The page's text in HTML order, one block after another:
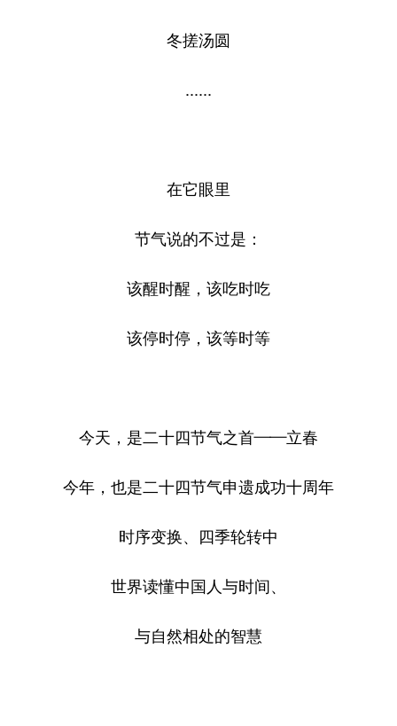
冬搓汤圆
在它眼里
节气说的不过是：
该醒时醒，该吃时吃
该停时停，该等时等
今天，是二十四节气之首——立春
今年，也是二十四节气申遗成功十周年
时序变换、四季轮转中
世界读懂中国人与时间、
与自然相处的智慧